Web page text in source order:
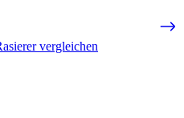
vergleichen